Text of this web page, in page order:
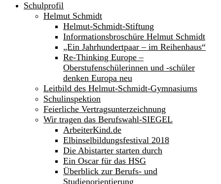
Gymnasium
Schulprofil
Helmut Schmidt
Helmut-Schmidt-Stiftung
Informationsbroschüre Helmut Schmidt
„Ein Jahrhundertpaar – im Reihenhaus“
Re-Thinking Europe –
Oberstufenschülerinnen und -schüler
denken Europa neu
Leitbild des Helmut-Schmidt-Gymnasiums
Schulinspektion
Feierliche Vertragsunterzeichnung
Wir tragen das Berufswahl-SIEGEL
ArbeiterKind.de
Elbinselbildungsfestival 2018
Die Abistarter starten durch
Ein Oscar für das HSG
Überblick zur Berufs- und
Studienorientierung